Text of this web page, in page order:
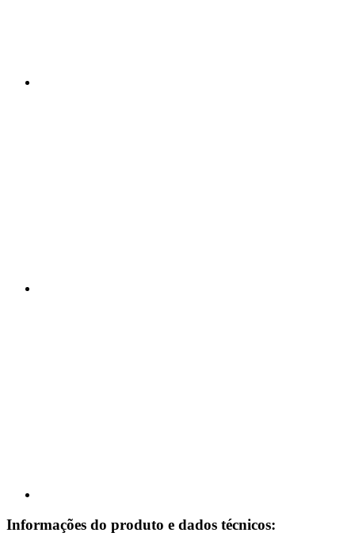
Informações do produto e dados técnicos: